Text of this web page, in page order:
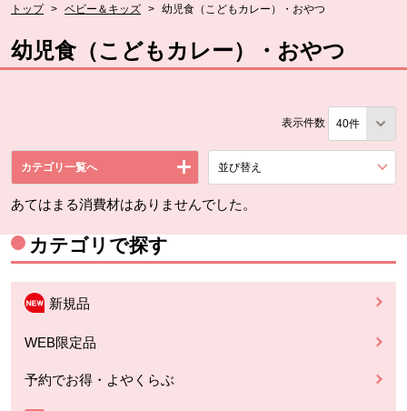
トップ > ベビー＆キッズ > 幼児食（こどもカレー）・おやつ
幼児食（こどもカレー）・おやつ
表示件数
カテゴリ一覧へ 並び替え
あてはまる消費材はありませんでした。
カテゴリで探す
新規品
WEB限定品
予約でお得・よやくらぶ